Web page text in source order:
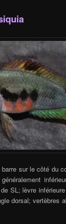
sur le côté du
SL; lèvre
dorsal;